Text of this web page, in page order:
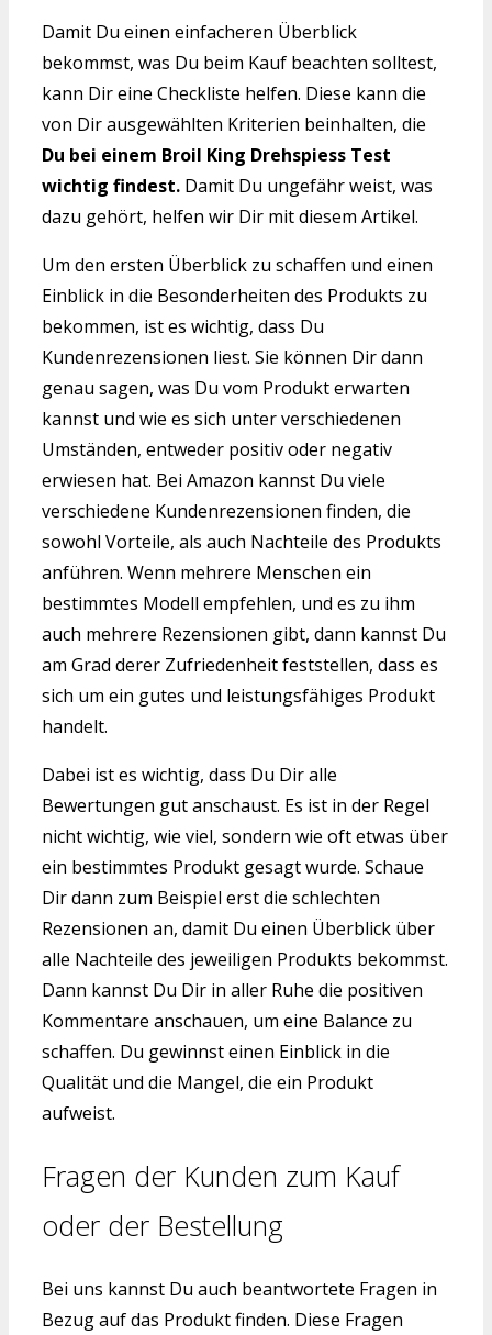
Damit Du einen einfacheren Überblick
bekommst, was Du beim Kauf beachten solltest,
kann Dir eine Checkliste helfen. Diese kann die
von Dir ausgewählten Kriterien beinhalten, die
Du bei einem Broil King Drehspiess Test
wichtig findest. Damit Du ungefähr weist, was
dazu gehört, helfen wir Dir mit diesem Artikel.
Um den ersten Überblick zu schaffen und einen
Einblick in die Besonderheiten des Produkts zu
bekommen, ist es wichtig, dass Du
Kundenrezensionen liest. Sie können Dir dann
genau sagen, was Du vom Produkt erwarten
kannst und wie es sich unter verschiedenen
Umständen, entweder positiv oder negativ
erwiesen hat. Bei Amazon kannst Du viele
verschiedene Kundenrezensionen finden, die
sowohl Vorteile, als auch Nachteile des Produkts
anführen. Wenn mehrere Menschen ein
bestimmtes Modell empfehlen, und es zu ihm
auch mehrere Rezensionen gibt, dann kannst Du
am Grad derer Zufriedenheit feststellen, dass es
sich um ein gutes und leistungsfähiges Produkt
handelt.
Dabei ist es wichtig, dass Du Dir alle
Bewertungen gut anschaust. Es ist in der Regel
nicht wichtig, wie viel, sondern wie oft etwas über
ein bestimmtes Produkt gesagt wurde. Schaue
Dir dann zum Beispiel erst die schlechten
Rezensionen an, damit Du einen Überblick über
alle Nachteile des jeweiligen Produkts bekommst.
Dann kannst Du Dir in aller Ruhe die positiven
Kommentare anschauen, um eine Balance zu
schaffen. Du gewinnst einen Einblick in die
Qualität und die Mangel, die ein Produkt
aufweist.
Fragen der Kunden zum Kauf
oder der Bestellung
Bei uns kannst Du auch beantwortete Fragen in
Bezug auf das Produkt finden. Diese Fragen